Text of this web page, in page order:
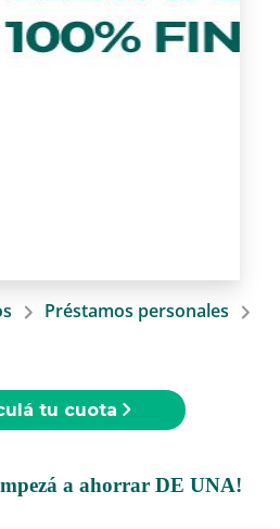
Préstamos personales
tu cuota
a ahorrar DE UNA!